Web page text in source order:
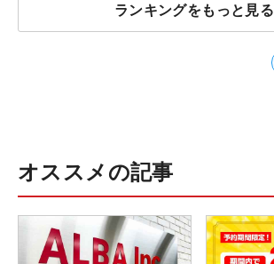
ランキングをもっと見る
オススメの記事